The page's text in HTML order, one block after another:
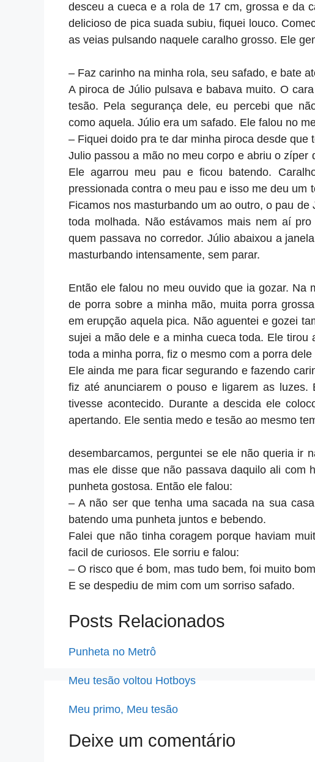
desceu a cueca e a rola de 17 cm, grossa e da
delicioso de pica suada subiu, fiquei louco.
as veias pulsando naquele caralho grosso. Ele
– Faz carinho na minha rola, seu safado, e bate
A piroca de Júlio pulsava e babava muito. O
tesão. Pela segurança dele, eu percebi que
como aquela. Júlio era um safado. Ele falou no
– Fiquei doido pra te dar minha piroca desde que
Julio passou a mão no meu corpo e abriu o zíper
Ele agarrou meu pau e ficou batendo.
pressionada contra o meu pau e isso me deu um
Ficamos nos masturbando um ao outro, o pau
toda molhada. Não estávamos mais nem aí
quem passava no corredor. Júlio abaixou a
masturbando intensamente, sem parar.
Então ele falou no meu ouvido que ia gozar. Na
de porra sobre a minha mão, muita porra
em erupção aquela pica. Não aguentei e gozei
sujei a mão dele e a minha cueca toda. Ele
toda a minha porra, fiz o mesmo com a porra
Ele ainda me para ficar segurando e fazendo
fiz até anunciarem o pouso e ligarem as
tivesse acontecido. Durante a descida ele
apertando. Ele sentia medo e tesão ao mesmo
desembarcamos, perguntei se ele não queria ir
mas ele disse que não passava daquilo ali com
punheta gostosa. Então ele falou:
– A não ser que tenha uma sacada na sua
batendo uma punheta juntos e bebendo.
Falei que não tinha coragem porque haviam
facil de curiosos. Ele sorriu e falou:
– O risco que é bom, mas tudo bem, foi muito
E se despediu de mim com um sorriso safado.
Posts Relacionados
Punheta no Metrô
Meu tesão voltou Hotboys
Meu primo, Meu tesão
Deixe um comentário